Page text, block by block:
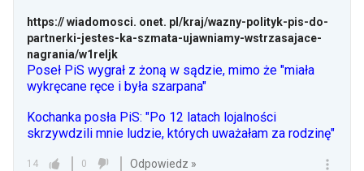
https:// wiadomosci. onet. pl/kraj/wazny-polityk-pis-do-
partnerki-jestes-ka-szmata-ujawniamy-wstrzasajace-
nagrania/w1reljk
Poseł PiS wygrał z żoną w sądzie, mimo że "miała
wykręcane ręce i była szarpana"
Kochanka posła PiS: "Po 12 latach lojalności
skrzywdzili mnie ludzie, których uważałam za rodzinę"
14 0 Odpowiedz »